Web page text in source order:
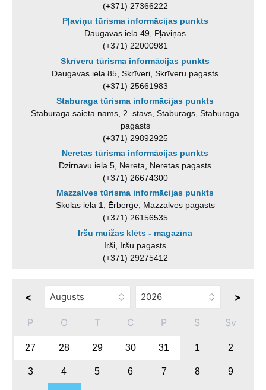
(+371) 27366222
Pļaviņu tūrisma informācijas punkts
Daugavas iela 49, Pļaviņas
(+371) 22000981
Skrīveru tūrisma informācijas punkts
Daugavas iela 85, Skrīveri, Skrīveru pagasts
(+371) 25661983
Staburaga tūrisma informācijas punkts
Staburaga saieta nams, 2. stāvs, Staburags, Staburaga
pagasts
(+371) 29892925
Neretas tūrisma informācijas punkts
Dzirnavu iela 5, Nereta, Neretas pagasts
(+371) 26674300
Mazzalves tūrisma informācijas punkts
Skolas iela 1, Ērberģe, Mazzalves pagasts
(+371) 26156535
Iršu muižas klēts - magazīna
Irši, Iršu pagasts
(+371) 29275412
< >
P O T C P S Sv
27 28 29 30 31 1 2
3 4 5 6 7 8 9